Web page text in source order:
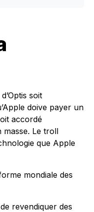
soit
doive payer un
accordé
masse. Le troll
que Apple
mondiale des
revendiquer des